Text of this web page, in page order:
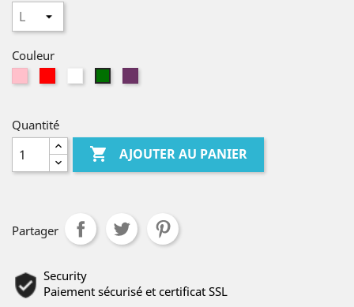
Couleur
Quantité
 AJOUTER AU PANIER
Partager
Security
Paiement sécurisé et certificat SSL